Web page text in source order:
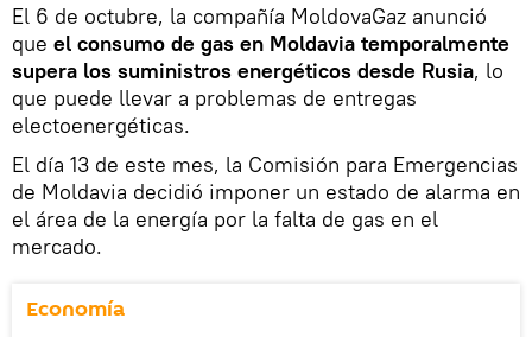
El 6 de octubre, la compañía MoldovaGaz anunció
que el consumo de gas en Moldavia temporalmente
supera los suministros energéticos desde Rusia, lo
que puede llevar a problemas de entregas
electoenergéticas.
El día 13 de este mes, la Comisión para Emergencias
de Moldavia decidió imponer un estado de alarma en
el área de la energía por la falta de gas en el
mercado.
Economía